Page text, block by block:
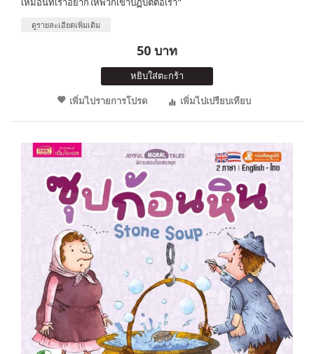
ดูรายละเอียดเพิ่มเติม
50 บาท
หยิบใส่ตะกร้า
เพิ่มไปรายการโปรด
เพิ่มไปเปรียบเทียบ